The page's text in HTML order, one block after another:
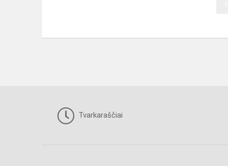
Tvarkaraščiai